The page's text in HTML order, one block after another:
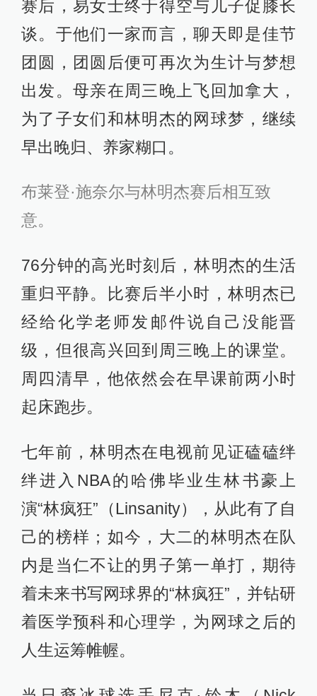
赛后，易女士终于得空与儿子促膝长
谈。于他们一家而言，聊天即是佳节
团圆，团圆后便可再次为生计与梦想
出发。母亲在周三晚上飞回加拿大，
为了子女们和林明杰的网球梦，继续
早出晚归、养家糊口。
布莱登·施奈尔与林明杰赛后相互致
意。
76分钟的高光时刻后，林明杰的生活
重归平静。比赛后半小时，林明杰已
经给化学老师发邮件说自己没能晋
级，但很高兴回到周三晚上的课堂。
周四清早，他依然会在早课前两小时
起床跑步。
七年前，林明杰在电视前见证磕磕绊
绊进入NBA的哈佛毕业生林书豪上
演“林疯狂”（Linsanity），从此有了自
己的榜样；如今，大二的林明杰在队
内是当仁不让的男子第一单打，期待
着未来书写网球界的“林疯狂”，并钻研
着医学预科和心理学，为网球之后的
人生运筹帷幄。